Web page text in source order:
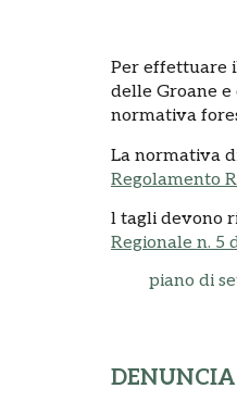
Per effettuare
delle Groane
normativa
La normativa
Regolamento
l tagli devono
Regionale n. 5
piano di